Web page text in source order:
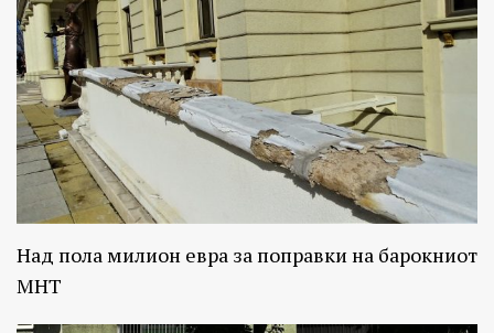
Над пола милион евра за поправки на барокниот
МНТ